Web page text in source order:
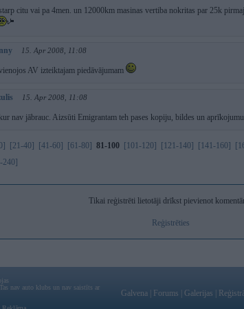
citu vai pa 4men. un 12000km masinas vertiba nokritas par 25k
15. Apr 2008, 11:08
AV izteiktajam piedāvājumam
15. Apr 2008, 11:08
nav jābrauc. Aizsūti Emigrantam teh pases kopiju, bildes un aprīkojumu
[21-40] [41-60] [61-80] 81-100 [101-120] [121-140] [141-160]
240]
Tikai reģistrēti lietotāji drīkst pievienot
Reģistrēties
nav auto klubs un nav saistīts ar
Galvena Forums Galerijas